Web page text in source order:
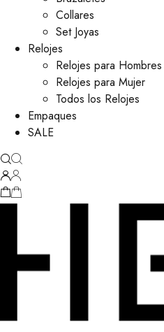
Collares
Set Joyas
Relojes
Relojes para Hombres
Relojes para Mujer
Todos los Relojes
Empaques
SALE